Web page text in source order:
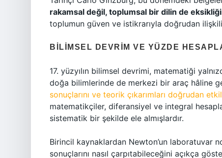
rakamsal değil, toplumsal bir dilin de
toplumun güven ve istikrarıyla doğrudan
BILIMSEL DEVRIM VE YÜZDE
17. yüzyılın bilimsel devrimi, matematiği
doğa bilimlerinde de merkezi bir araç hâline
sonuçlarını ve teorik çıkarımları doğrudan
matematikçiler, diferansiyel ve integral
sistematik bir şekilde ele almışlardır.
Birincil kaynaklardan Newton’un laboratuvar
sonuçlarını nasıl çarpıtabileceğini açıkça